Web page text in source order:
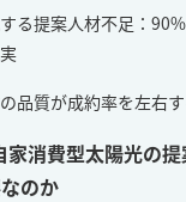
る提案人材不足：
品質が成約率を左右
家消費型太陽光の
のか